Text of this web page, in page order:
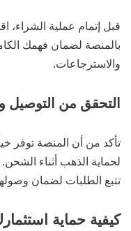
قبل إتمام عملية الشراء،
بالمنصة لضمان فهمك
والاسترجاعات.
التحقق من التوصيل
تأكد من أن المنصة توفر
لحماية الذهب أثناء
تتبع الطلبات لضمان
كيفية حماية